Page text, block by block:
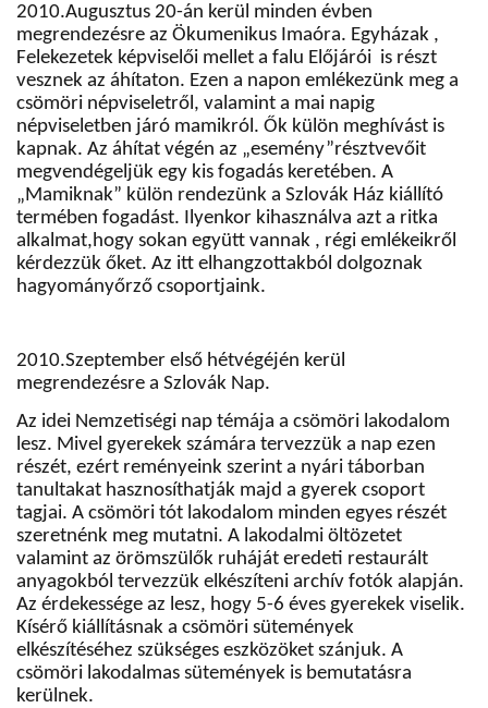
2010.Augusztus 20-án kerül minden évben
megrendezésre az Ökumenikus Imaóra. Egyházak ,
Felekezetek képviselői mellet a falu Előjárói is részt
vesznek az áhítaton. Ezen a napon emlékezünk meg a
csömöri népviseletről, valamint a mai napig
népviseletben járó mamikról. Ők külön meghívást is
kapnak. Az áhítat végén az „esemény”résztvevőit
megvendégeljük egy kis fogadás keretében. A
„Mamiknak” külön rendezünk a Szlovák Ház kiállító
termében fogadást. Ilyenkor kihasználva azt a ritka
alkalmat,hogy sokan együtt vannak , régi emlékeikről
kérdezzük őket. Az itt elhangzottakból dolgoznak
hagyományőrző csoportjaink.
2010.Szeptember első hétvégéjén kerül
megrendezésre a Szlovák Nap.
Az idei Nemzetiségi nap témája a csömöri lakodalom
lesz. Mivel gyerekek számára tervezzük a nap ezen
részét, ezért reményeink szerint a nyári táborban
tanultakat hasznosíthatják majd a gyerek csoport
tagjai. A csömöri tót lakodalom minden egyes részét
szeretnénk meg mutatni. A lakodalmi öltözetet
valamint az örömszülők ruháját eredeti restaurált
anyagokból tervezzük elkészíteni archív fotók alapján.
Az érdekessége az lesz, hogy 5-6 éves gyerekek viselik.
Kísérő kiállításnak a csömöri sütemények
elkészítéséhez szükséges eszközöket szánjuk. A
csömöri lakodalmas sütemények is bemutatásra
kerülnek.